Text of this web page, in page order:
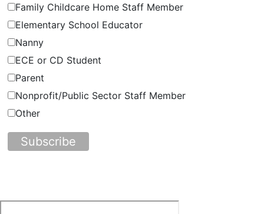
Family Childcare Home Staff Member
Elementary School Educator
Nanny
ECE or CD Student
Parent
Nonprofit/Public Sector Staff Member
Other